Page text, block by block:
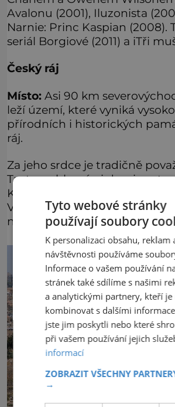
Avalonu (2001), Iluzonista
Narnie: Princ Kaspian (2008).
seriál Borgiové (2011) a iTři
Český ráj
Místo: Asi 90 km
leží území, které vyniká
přírodních i historických
ráj.
Za jeho srdce je tradičně
Trutnov, hlavními
Kozákov a zřícenina hradu
Významná jsou také zdejší
například Prachovské skály či
Tyto webové stránky
používají soubory
K personalizaci obsahu, reklam
návštěvnosti používáme
Informace o vašem používání
stránek také sdílíme s našimi
a analytickými partnery, kteří
kombinovat s dalšími
jste jim poskytli nebo které
při vašem používání jejich
informací
ZOBRAZIT VŠECHNY
→